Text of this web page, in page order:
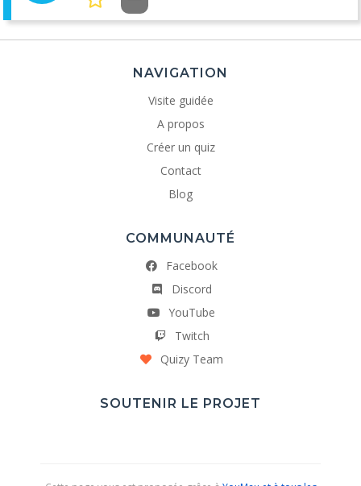
NAVIGATION
Visite guidée
A propos
Créer un quiz
Contact
Blog
COMMUNAUTÉ
Facebook
Discord
YouTube
Twitch
Quizy Team
SOUTENIR LE PROJET